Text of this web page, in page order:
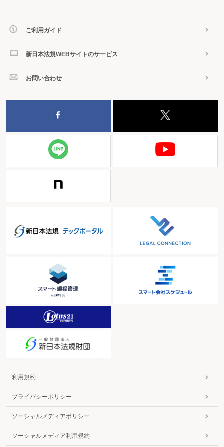
ご利用ガイド
新日本法規WEBサイトのサービス
お問い合わせ
利用規約
プライバシーポリシー
ソーシャルメディアポリシー
ソーシャルメディア利用規約